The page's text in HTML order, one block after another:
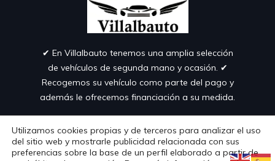
✔︎ En Villalbauto tenemos una amplia selección
de vehículos de segunda mano y ocasión. ✔︎
Recogemos su vehículo como parte del pago y
además le ofrecemos financiación a su medida.
923247 690 • 606 26 27 00
Utilizamos cookies propias y de terceros para analizar el uso
del sitio web y mostrarle publicidad relacionada con sus
preferencias sobre la base de un perfil elaborado a partir de